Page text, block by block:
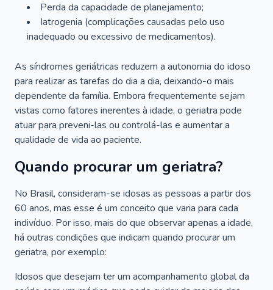
Perda da capacidade de planejamento;
Iatrogenia (complicações causadas pelo uso
inadequado ou excessivo de medicamentos).
As síndromes geriátricas reduzem a autonomia do idoso
para realizar as tarefas do dia a dia, deixando-o mais
dependente da família. Embora frequentemente sejam
vistas como fatores inerentes à idade, o geriatra pode
atuar para preveni-las ou controlá-las e aumentar a
qualidade de vida ao paciente.
Quando procurar um geriatra?
No Brasil, consideram-se idosas as pessoas a partir dos
60 anos, mas esse é um conceito que varia para cada
indivíduo. Por isso, mais do que observar apenas a idade,
há outras condições que indicam quando procurar um
geriatra, por exemplo:
Idosos que desejam ter um acompanhamento global da